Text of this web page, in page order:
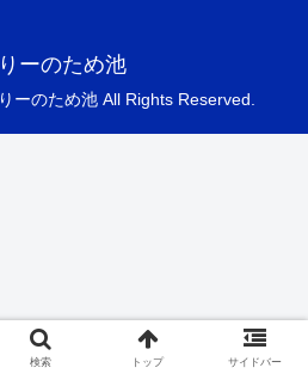
ーのため池
ーのため池 All Rights Reserved.
検索 トップ サイドバー